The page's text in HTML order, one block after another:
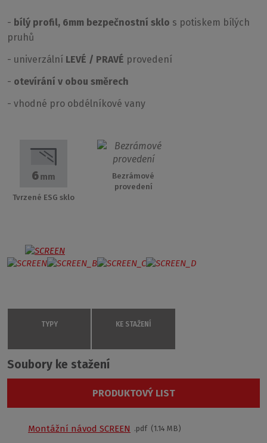
- bílý profil, 6mm bezpečnostní sklo s potiskem bílých
pruhů
- univerzální LEVÉ / PRAVÉ provedení
- otevírání v obou směrech
- vhodné pro obdélníkové vany
Tvrzené ESG sklo
Bezrámové
provedení
TYPY KE STAŽENÍ
Soubory ke stažení
PRODUKTOVÝ LIST
Montážní návod SCREEN pdf 1.14 MB
POPTAT SE